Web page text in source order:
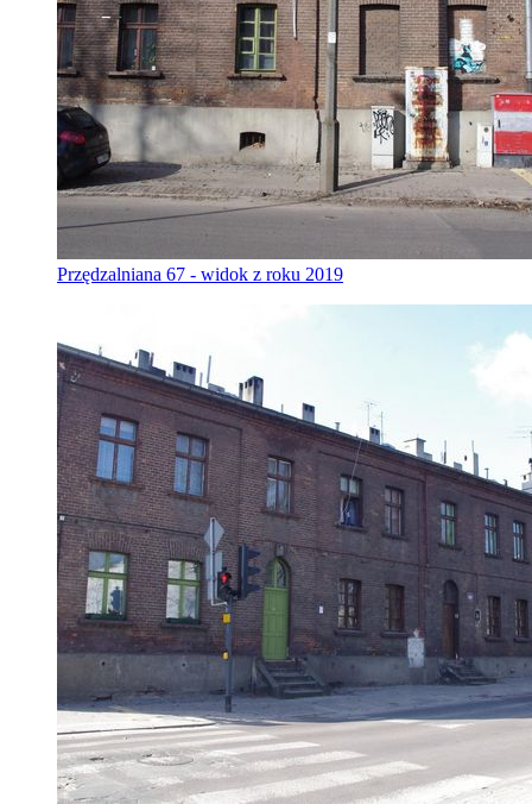
Przędzalniana 67 - widok z roku 2019